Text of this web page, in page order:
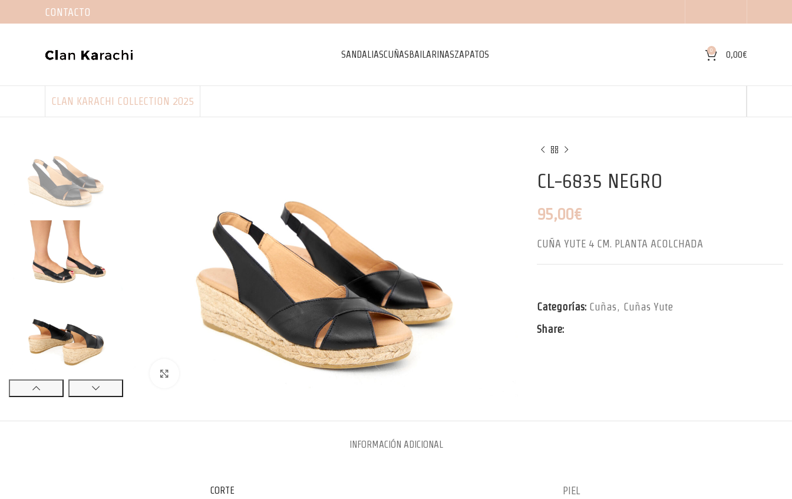
CONTACTO
SANDALIASCUÑAS BAILARINASZAPATOS 0 0,00€
CLAN KARACHI COLLECTION 2025
CL-6835 NEGRO
95,00€
CUÑA YUTE 4 CM. PLANTA ACOLCHADA
Categorías: Cuñas, Cuñas Yute
Share:
INFORMACIÓN ADICIONAL
CORTE PIEL